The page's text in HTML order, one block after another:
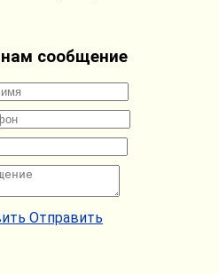
сообщение
Отправить